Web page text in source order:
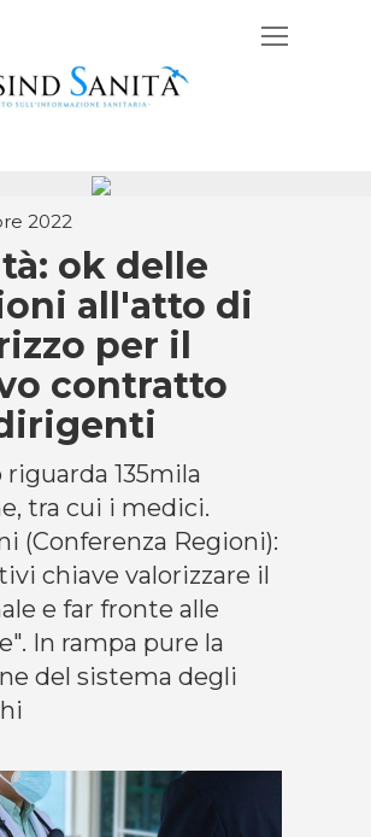
2022
ok delle
all'atto di
per il
contratto
135mila
tra cui i medici.
(Conferenza Regioni):
chiave valorizzare il
e far fronte alle
In rampa pure la
del sistema degli